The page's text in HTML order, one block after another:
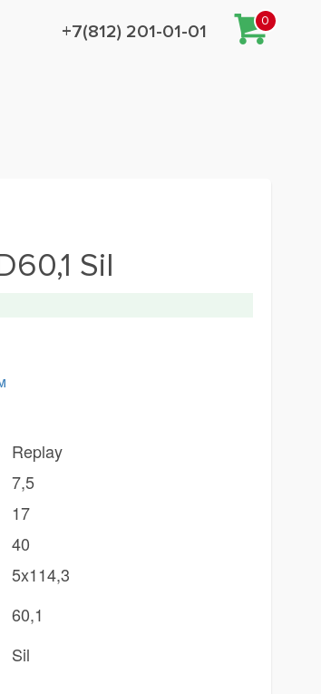
+7(812) 201-01-01
0
Sil
Replay
7,5
17
40
5x114,3
60,1
Sil